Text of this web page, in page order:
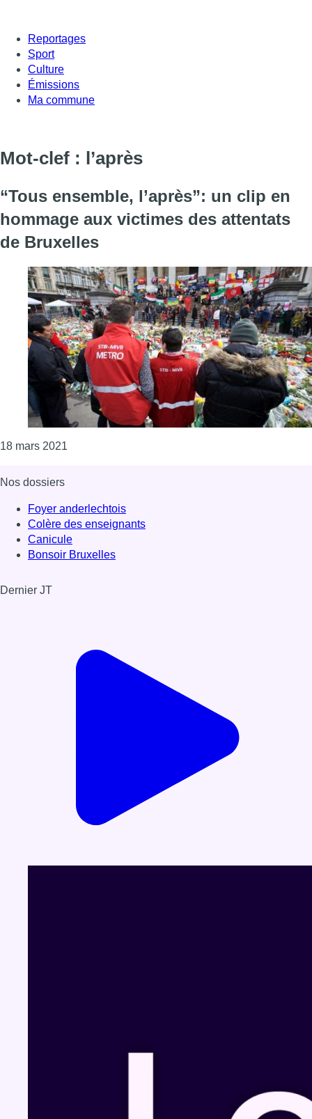
Reportages
Sport
Culture
Émissions
Ma commune
Mot-clef : l’après
“Tous ensemble, l’après”: un clip en
hommage aux victimes des attentats
de Bruxelles
18 mars 2021
Nos dossiers
Foyer anderlechtois
Colère des enseignants
Canicule
Bonsoir Bruxelles
Dernier JT